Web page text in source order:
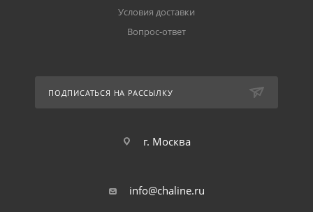
Условия доставки
Вопрос-ответ
ПОДПИСАТЬСЯ НА РАССЫЛКУ
г. Москва
info@chaline.ru